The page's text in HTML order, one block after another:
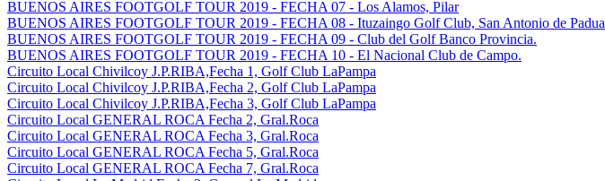
BUENOS AIRES FOOTGOLF TOUR 2019 - FECHA 07 - Los Alamos, Pilar
BUENOS AIRES FOOTGOLF TOUR 2019 - FECHA 08 - Ituzaingo Golf Club, San Antonio de Padua
BUENOS AIRES FOOTGOLF TOUR 2019 - FECHA 09 - Club del Golf Banco Provincia.
BUENOS AIRES FOOTGOLF TOUR 2019 - FECHA 10 - El Nacional Club de Campo.
Circuito Local Chivilcoy J.P.RIBA,Fecha 1, Golf Club LaPampa
Circuito Local Chivilcoy J.P.RIBA,Fecha 2, Golf Club LaPampa
Circuito Local Chivilcoy J.P.RIBA,Fecha 3, Golf Club LaPampa
Circuito Local GENERAL ROCA Fecha 2, Gral.Roca
Circuito Local GENERAL ROCA Fecha 3, Gral.Roca
Circuito Local GENERAL ROCA Fecha 5, Gral.Roca
Circuito Local GENERAL ROCA Fecha 7, Gral.Roca